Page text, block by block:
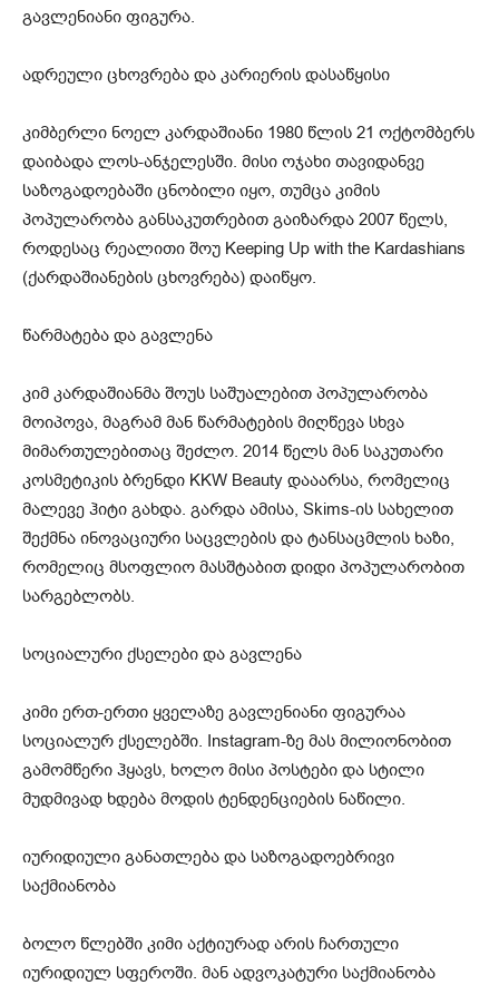
გავლენიანი ფიგურა.
ადრეული ცხოვრება და კარიერის დასაწყისი
კიმბერლი ნოელ კარდაშიანი 1980 წლის 21 ოქტომბერს
დაიბადა ლოს-ანჯელესში. მისი ოჯახი თავიდანვე
საზოგადოებაში ცნობილი იყო, თუმცა კიმის
პოპულარობა განსაკუთრებით გაიზარდა 2007 წელს,
როდესაც რეალითი შოუ Keeping Up with the Kardashians
(ქარდაშიანების ცხოვრება) დაიწყო.
წარმატება და გავლენა
კიმ კარდაშიანმა შოუს საშუალებით პოპულარობა
მოიპოვა, მაგრამ მან წარმატების მიღწევა სხვა
მიმართულებითაც შეძლო. 2014 წელს მან საკუთარი
კოსმეტიკის ბრენდი KKW Beauty დააარსა, რომელიც
მალევე ჰიტი გახდა. გარდა ამისა, Skims-ის სახელით
შექმნა ინოვაციური საცვლების და ტანსაცმლის ხაზი,
რომელიც მსოფლიო მასშტაბით დიდი პოპულარობით
სარგებლობს.
სოციალური ქსელები და გავლენა
კიმი ერთ-ერთი ყველაზე გავლენიანი ფიგურაა
სოციალურ ქსელებში. Instagram-ზე მას მილიონობით
გამომწერი ჰყავს, ხოლო მისი პოსტები და სტილი
მუდმივად ხდება მოდის ტენდენციების ნაწილი.
იურიდიული განათლება და საზოგადოებრივი
საქმიანობა
ბოლო წლებში კიმი აქტიურად არის ჩართული
იურიდიულ სფეროში. მან ადვოკატური საქმიანობა